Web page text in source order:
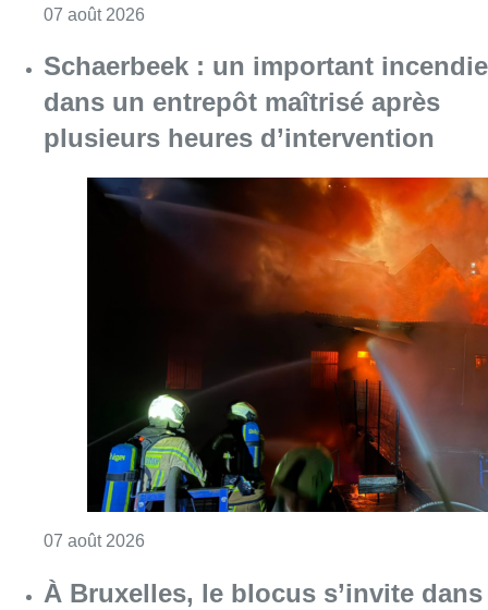
07 août 2026
Schaerbeek : un important incendie
dans un entrepôt maîtrisé après
plusieurs heures d’intervention
07 août 2026
À Bruxelles, le blocus s’invite dans